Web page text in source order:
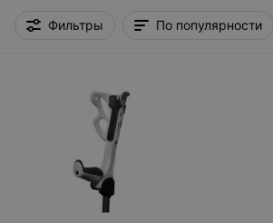
Фильтры По популярности